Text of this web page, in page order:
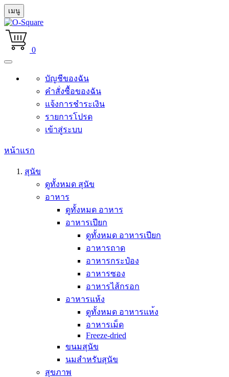
เมนู
0
บัญชีของฉัน
คำสั่งซื้อของฉัน
แจ้งการชำระเงิน
รายการโปรด
เข้าสู่ระบบ
หน้าแรก
สุนัข
ดูทั้งหมด สุนัข
อาหาร
ดูทั้งหมด อาหาร
อาหารเปียก
ดูทั้งหมด อาหารเปียก
อาหารถาด
อาหารกระป๋อง
อาหารซอง
อาหารไส้กรอก
อาหารแห้ง
ดูทั้งหมด อาหารแห้ง
อาหารเม็ด
Freeze-dried
ขนมสุนัข
นมสำหรับสุนัข
สุขภาพ